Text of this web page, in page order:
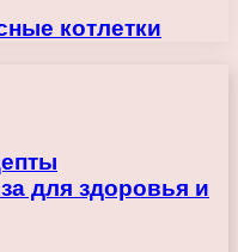
котлетки
для здоровья и